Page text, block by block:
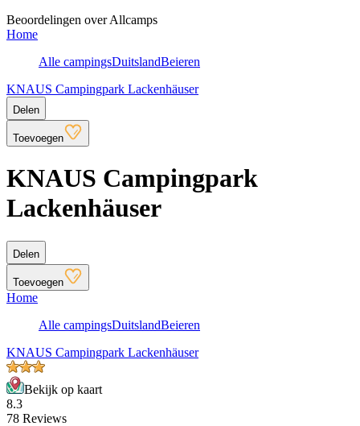
Beoordelingen over Allcamps
Home
Alle campingsDuitslandBeieren
KNAUS Campingpark Lackenhäuser
Delen
Toevoegen
KNAUS Campingpark
Lackenhäuser
Delen
Toevoegen
Home
Alle campingsDuitslandBeieren
KNAUS Campingpark Lackenhäuser
Bekijk op kaart
8.3
78 Reviews